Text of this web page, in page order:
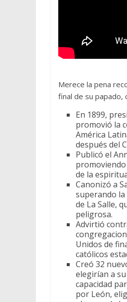
Merece la pena
final de su papado,
En 1899,
promovió la
América
después del
Publicó el
de la
Canonizó a
superando la
de La Salle,
peligrosa.
Advirtió
Unidos de
católicos
Creó 32
elegirían a
capacidad
por León,